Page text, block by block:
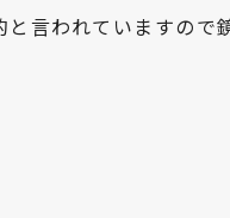
言われていますので